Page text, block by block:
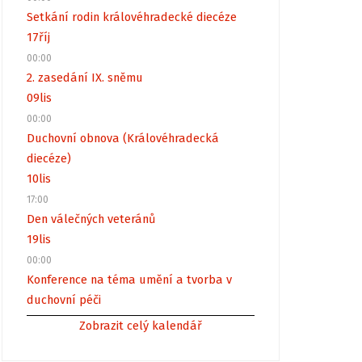
Setkání rodin královéhradecké diecéze
17říj
00:00
2. zasedání IX. sněmu
09lis
00:00
Duchovní obnova (Královéhradecká
diecéze)
10lis
17:00
Den válečných veteránů
19lis
00:00
Konference na téma umění a tvorba v
duchovní péči
Zobrazit celý kalendář